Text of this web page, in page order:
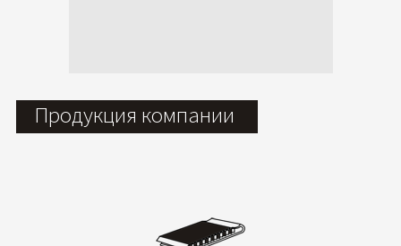
Продукция компании